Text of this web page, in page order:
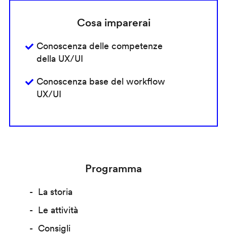
Cosa imparerai
Conoscenza delle competenze
della UX/UI
Conoscenza base del workflow
UX/UI
Programma
La storia
Le attività
Consigli